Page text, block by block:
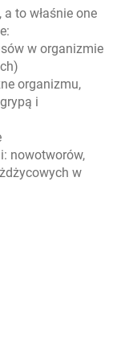
to właśnie one
w organizmie
organizmu,
i
nowotworów,
w